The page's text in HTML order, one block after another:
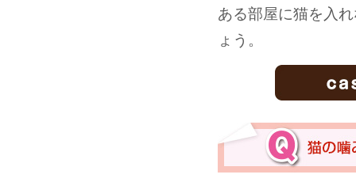
ある部屋に猫を入
ょう。